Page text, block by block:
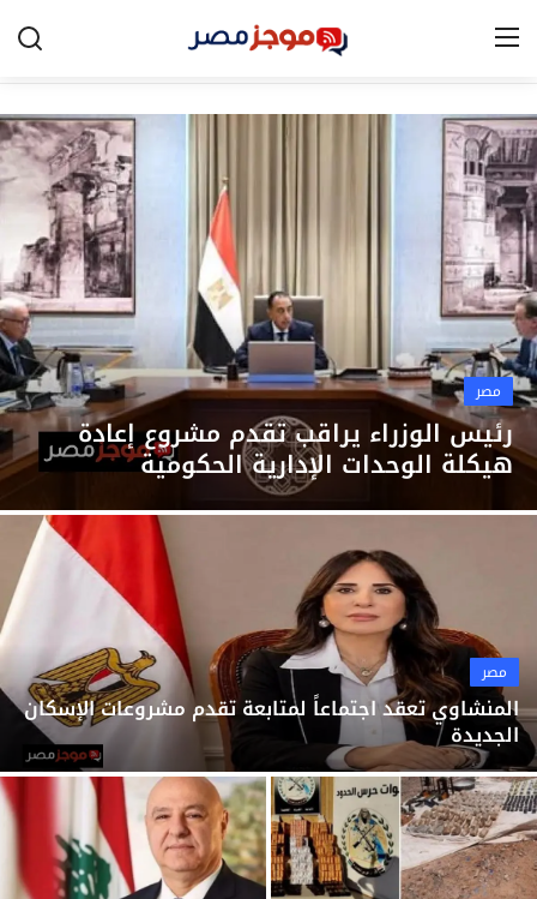
الرئيسية
مصر
الخليج
العالم
الرياضة
اقتصاد
تكنولوجيا
التعليم
منوعات
مصر
رئيس الوزراء يراقب تقدم مشروع إعادة
هيكلة الوحدات الإدارية الحكومية
مصر
المنشاوي تعقد اجتماعاً لمتابعة تقدم مشروعات الإسكان
الجديدة